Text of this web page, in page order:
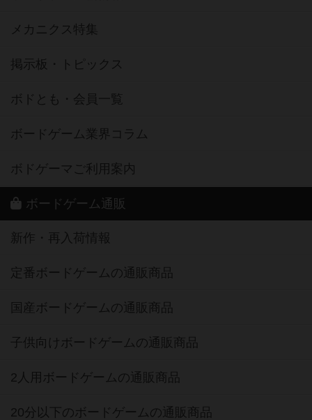
メカニクス特集
掲示板・トピックス
ボドとも・会員一覧
ボードゲーム業界コラム
ボドゲーマご利用案内
ボードゲーム通販
新作・再入荷情報
定番ボードゲームの通販商品
国産ボードゲームの通販商品
子供向けボードゲームの通販商品
2人用ボードゲームの通販商品
20分以下のボードゲームの通販商品